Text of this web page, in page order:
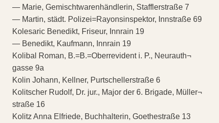
— Marie, Gemischtwarenhändlerin, Stafflerstraße 7
— Martin, städt. Polizei=Rayonsinspektor, Innstraße 69
Kolesaric Benedikt, Friseur, Innrain 19
— Benedikt, Kaufmann, Innrain 19
Kolibal Roman, B.=B.=Oberrevident i. P., Neurauth¬
gasse 9a
Kolin Johann, Kellner, Purtschellerstraße 6
Kolitscher Rudolf, Dr. jur., Major der 6. Brigade, Müller¬
straße 16
Kolitz Anna Elfriede, Buchhalterin, Goethestraße 13